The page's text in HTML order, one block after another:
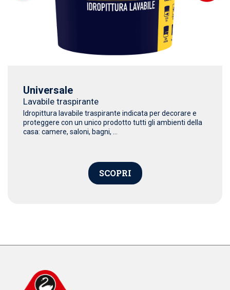
Universale
Lavabile traspirante
Idropittura lavabile traspirante indicata per decorare e
proteggere con un unico prodotto tutti gli ambienti della
casa: camere, saloni, bagni, ...
SCOPRI